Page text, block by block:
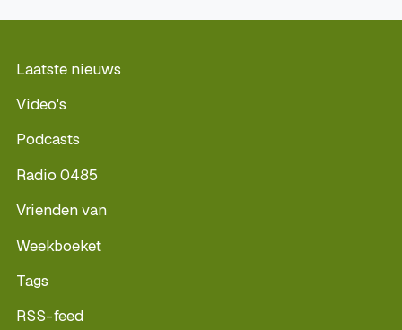
Laatste nieuws
Video's
Podcasts
Radio 0485
Vrienden van
Weekboeket
Tags
RSS-feed